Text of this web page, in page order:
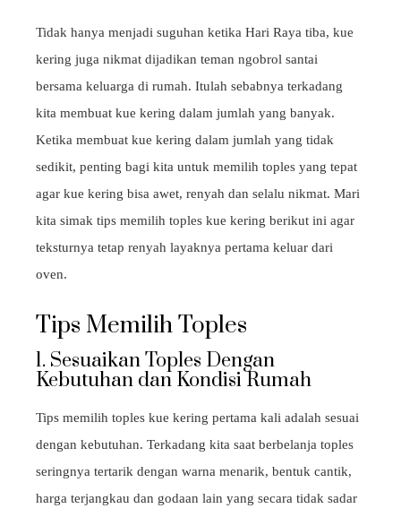
Tidak hanya menjadi suguhan ketika Hari Raya tiba, kue
kering juga nikmat dijadikan teman ngobrol santai
bersama keluarga di rumah. Itulah sebabnya terkadang
kita membuat kue kering dalam jumlah yang banyak.
Ketika membuat kue kering dalam jumlah yang tidak
sedikit, penting bagi kita untuk memilih toples yang tepat
agar kue kering bisa awet, renyah dan selalu nikmat. Mari
kita simak tips memilih toples kue kering berikut ini agar
teksturnya tetap renyah layaknya pertama keluar dari
oven.
Tips Memilih Toples
1. Sesuaikan Toples Dengan
Kebutuhan dan Kondisi Rumah
Tips memilih toples kue kering pertama kali adalah sesuai
dengan kebutuhan. Terkadang kita saat berbelanja toples
seringnya tertarik dengan warna menarik, bentuk cantik,
harga terjangkau dan godaan lain yang secara tidak sadar